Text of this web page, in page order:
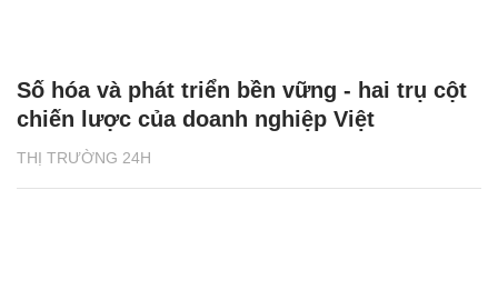
THỊ TRƯỜNG 24H
Số hóa và phát triển bền vững - hai trụ cột
chiến lược của doanh nghiệp Việt